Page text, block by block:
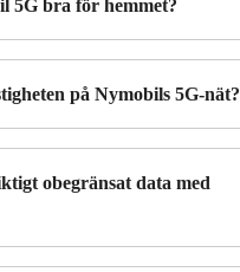
5G bra för hemmet?
på Nymobils 5G-nät?
obegränsat data med